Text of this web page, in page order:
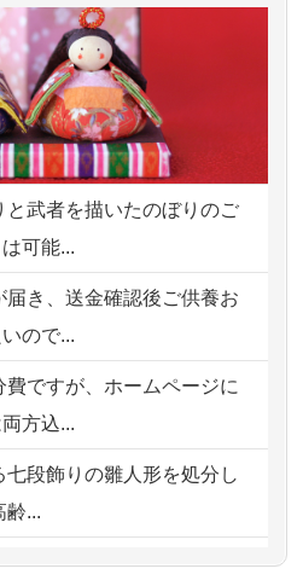
の方からお申込み
の方からお申込み
の方からお申込み
の方からお申込み
の方からお申込み
の方からお申込み
（料金や送り方等）がとて
用させていただきまし
いたお人形をきちんと供養
ら可愛がってきた七段飾り
を読み、丁寧に供養してい
もご依頼出来る点と申込ま
と武者を描いたのぼりのご
可能...
届き、送金確認後ご供養お
ので...
費ですが、ホームページに
方込...
七段飾りの雛人形を処分し
齢...
処分をお願いできます